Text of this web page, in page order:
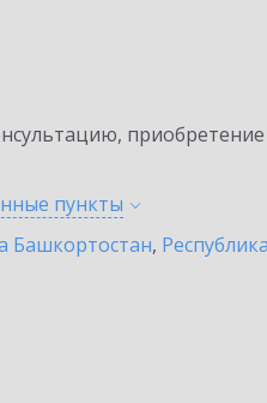
пункты
Башкортостан,